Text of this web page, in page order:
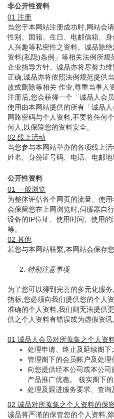
非公开性资料
01 注册
当您于本网站注册成功时,网站会
性别、国籍、生日、电邮信箱、
人兴趣等私密性之资料。诚品除
资料(私隐)条例」等相关法例所规
企业指导方针。诚品亦将尽努力
正确,诚品亦将依照法例规范提供
改或删除等相关 作业,尊重当事人
注册后,您会获得一个「诚品人会
使用由本网站提供的所有「诚品
网路密码与个人资料,不要将任何
何人,以保障您的资料安全。
02 线上活动
当您参与本网站举办的各项线上
姓名、身份证号码、电话、电邮地
公开性资料
01 一般浏览
为整体评估各个网页的流量、使
会保留您在上网浏览时,伺服器自
设备的IP位址、使用时间、使用
等。
02 其他
若您与本网站联繫,本网站会保存您
2. 特别注意事项
为了您可以得到完善的多元化服
指标,您必须向我们提供您的个人
准确的个人资料,我们则无法提供
供之个人资料有错误或为虚假资讯
01 诚品人会员对所蒐集之个人资
处理申请、终止及延续阁下
管理阁下的会员帐户及处理
向您提供经本公司或本公
产品推广优惠。 核实阁下的
处理及跟进服务要求、查询
02 诚品对所蒐集之个人资料的保
诚品将严谨的保管您的个人资料,